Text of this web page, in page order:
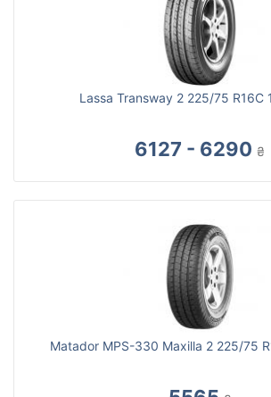
Lassa Transway 2 225/75 R16C
6127 - 6290 ₴
Matador MPS-330 Maxilla 2 225/75